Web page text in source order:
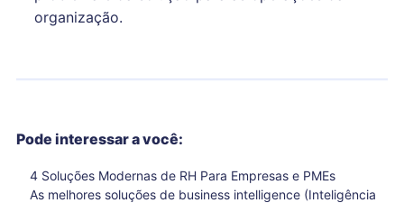
organização.
Pode interessar a você:
4 Soluções Modernas de RH Para Empresas e PMEs
As melhores soluções de business intelligence (Inteligência